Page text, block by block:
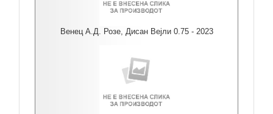
Венец А.Д. Розе, Дисан Вејли 0.75 - 2023